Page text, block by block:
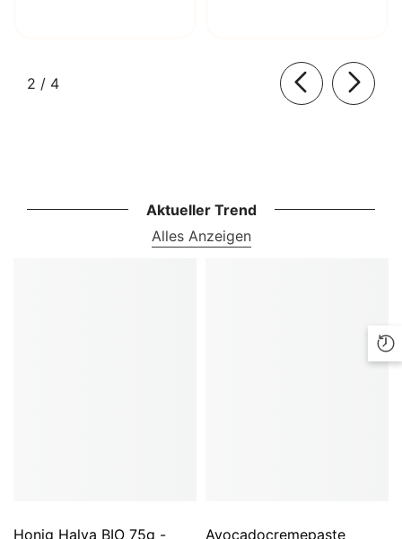
2 / von
4
Aktueller Trend
Alles Anzeigen
Honig Halva BIO 75g -
Avocadocremepaste